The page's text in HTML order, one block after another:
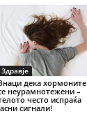
Здравје
дека хормоните
неурамнотежени –
често испраќа
сигнали!